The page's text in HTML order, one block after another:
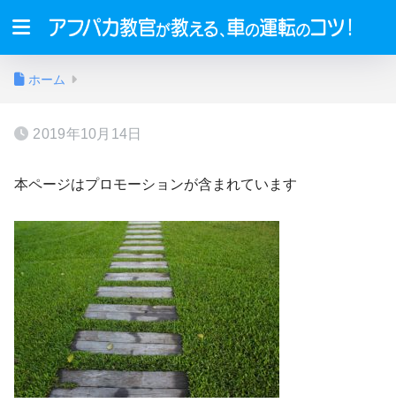
ホーム
2019年10月14日
本ページはプロモーションが含まれています